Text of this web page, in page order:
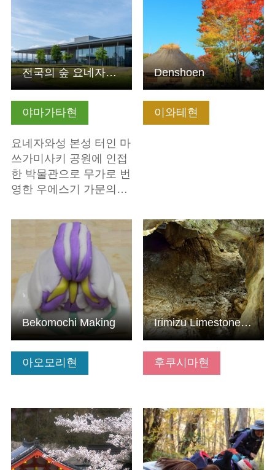
야마가타현
요네자와성 본성 터인 마
쓰가미사키 공원에 인접
한 박물관으로 무가로 번
영한 우에스기 가문의…
전국의 숲 요네자와시 우에스기 박물관
이와테현
Denshoen
아오모리현
기본정보 보기
Bekomochi Making
후쿠시마현
기본정보 보기
Irimizu Limestone Cave
기본정보 보기 기본정보 보기